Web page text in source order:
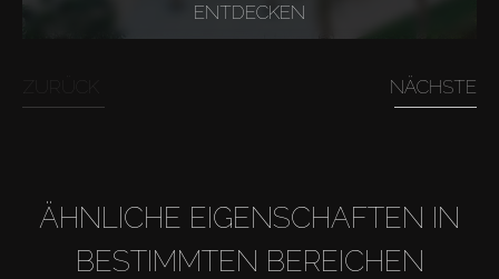
ENTDECKEN
NÄCHSTE
ÄHNLICHE EIGENSCHAFTEN IN
BESTIMMTEN BEREICHEN